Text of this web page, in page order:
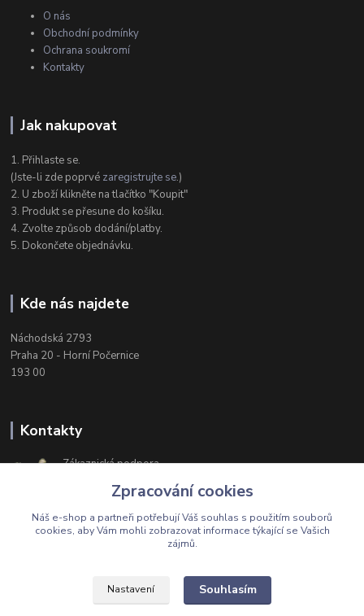
O nás
Obchodní podmínky
Ochrana soukromí
Kontakty
Jak nakupovat
1. Přihlaste se.
(Jste-li zde poprvé zaregistrujte se.)
2. U zboží klikněte na tlačítko "Koupit"
3. Produkt se přesune do košíku.
4. Zvolte způsob dodání/platby.
5. Dokončete objednávku.
Kde nás najdete
Náchodská 2793
Praha 20 - Horní Počernice
193 00
Kontakty
Zákaznická podpora
+420 603 174 975
Po-Čt, 8-16 hod. Pá 8-14 hod.
Upravit sběr cookies.
Zpracování cookies
Náš e-shop a partneři potřebují Váš souhlas s použitím souborů
cookies, aby Vám mohli zobrazovat informace týkající se Vašich
zájmů.
Nastavení Souhlasím